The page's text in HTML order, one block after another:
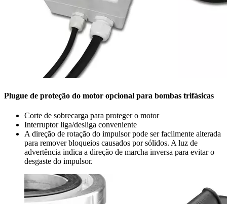
Plugue de proteção do motor opcional para bombas trifásicas
Corte de sobrecarga para proteger o motor
Interruptor liga/desliga conveniente
A direção de rotação do impulsor pode ser facilmente alterada
para remover bloqueios causados por sólidos. A luz de
advertência indica a direção de marcha inversa para evitar o
desgaste do impulsor.